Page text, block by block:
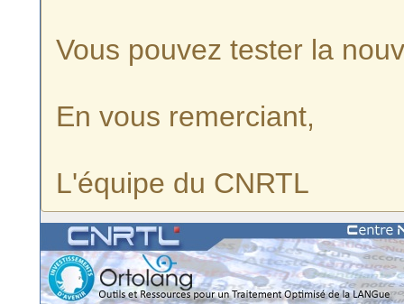
Vous pouvez tester la
En vous remerciant,
L'équipe du CNRTL